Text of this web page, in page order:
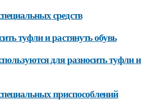
средств
туфли и растянуть обувь
для разносить туфли и
приспособлений